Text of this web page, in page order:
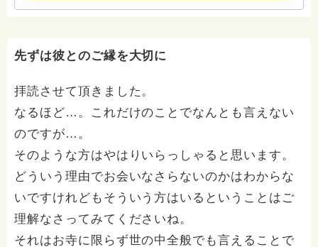
と私はいただいております。 悩みを救う（解決する）
を共有することで、悩み苦しみを引き受けて生きていけ
読み返し、誤字脱字に気づいた際は訂正を入れます。訂
正ではなく、お礼コメントへの返信のため追記する場合
はタイトルに〔追記あり〕と記載します。 なお、タイ
トルも本文も字数制限があるため際限なく追記できない
こともご承知おきを。
先ずは彼とのご縁を大切に
拝読させて頂きました。
なるほど…。これだけのことでなんとも言えない
のですが…。
そのような方はやはりいらっしゃると思います。
どういう理由でお会いなさらないのかはわからな
いですけれどもそういう方はいるということはご
理解なさってみてくださいね。
それはお寺に限らず世の中全般でも言えることで